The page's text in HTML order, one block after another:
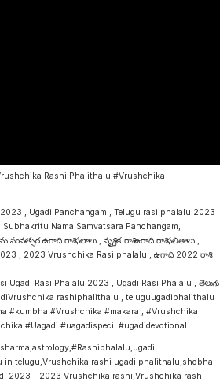
Rashi Phalithalu|#Vrushchika
, Ugadi Panchangam , Telugu rasi phalalu 2023
Nama Samvatsara Panchangam,
సంవత్సర ఉగాది రాశి ఫలాలు , వృశ్చిక రాశి ఉగాది రాశి ఫలితాలు ,
, 2023 Vrushchika Rasi phalalu , ఉగాది 2022 రాశి
Ugadi Rasi Phalalu 2023 , Ugadi Rasi Phalalu , తెలుగు
rashiphalithalu , teluguugadiphalithalu
#kumbha #Vrushchika #makara , #Vrushchika
#Uagadi #uagadispecil #ugadidevotional
telugu,Vrushchika rashi ugadi phalithalu,shobha
2023 – 2023 Vrushchika rashi,Vrushchika rashi